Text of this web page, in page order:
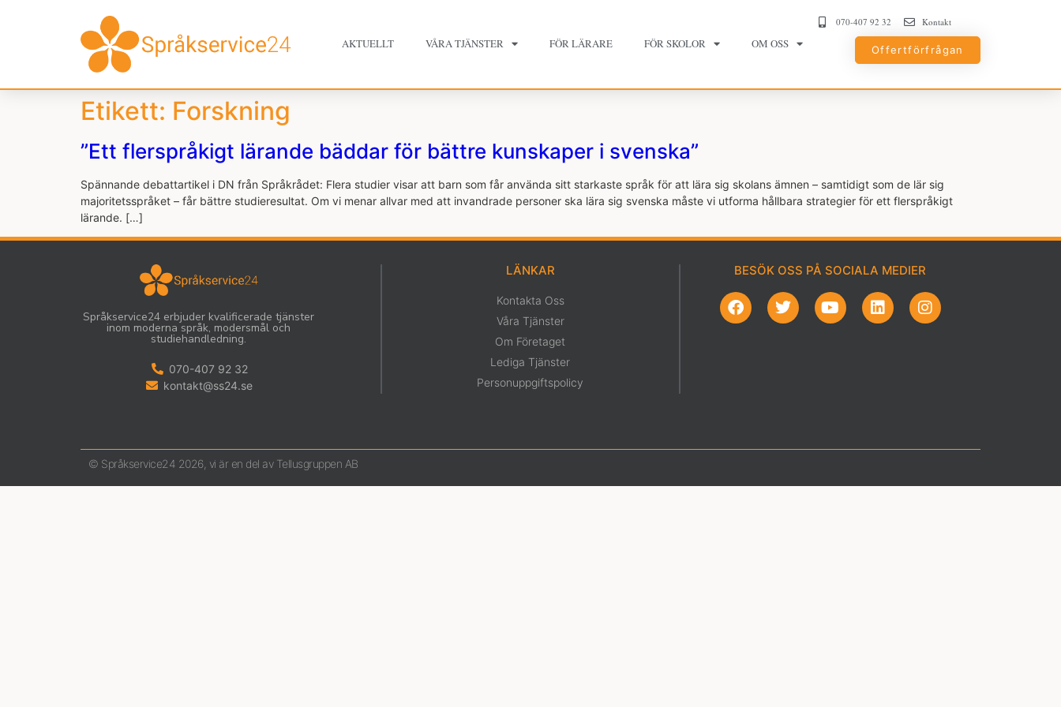
AKTUELLT VÅRA TJÄNSTER FÖR LÄRARE FÖR SKOLOR OM OSS
070-407 92 32 Kontakt
Offertförfrågan
Etikett: Forskning
”Ett flerspråkigt lärande bäddar för bättre kunskaper i svenska”
Spännande debattartikel i DN från Språkrådet: Flera studier visar att barn som får använda sitt starkaste språk för att lära sig skolans ämnen – samtidigt som de lär sig
majoritetsspråket – får bättre studieresultat. Om vi menar allvar med att invandrade ­personer ska lära sig svenska måste vi utforma hållbara strategier för ett fler­språkigt
lärande. […]
Språkservice24 erbjuder kvalificerade tjänster
inom moderna språk, modersmål och
studiehandledning.
070-407 92 32
kontakt@ss24.se
LÄNKAR
Kontakta Oss
Våra Tjänster
Om Företaget
Lediga Tjänster
Personuppgiftspolicy
BESÖK OSS PÅ SOCIALA MEDIER
© Språkservice24 2026, vi är en del av Tellusgruppen AB